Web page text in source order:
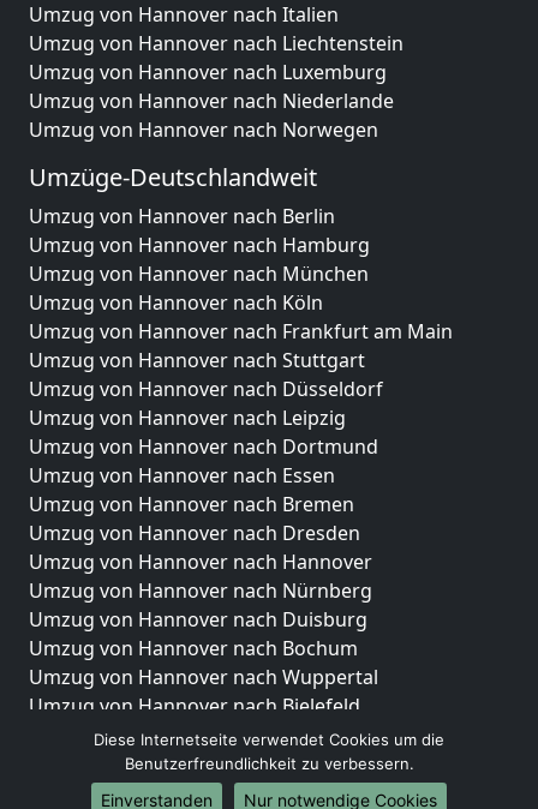
Umzug von Hannover nach Italien
Umzug von Hannover nach Liechtenstein
Umzug von Hannover nach Luxemburg
Umzug von Hannover nach Niederlande
Umzug von Hannover nach Norwegen
Umzüge-Deutschlandweit
Umzug von Hannover nach Berlin
Umzug von Hannover nach Hamburg
Umzug von Hannover nach München
Umzug von Hannover nach Köln
Umzug von Hannover nach Frankfurt am Main
Umzug von Hannover nach Stuttgart
Umzug von Hannover nach Düsseldorf
Umzug von Hannover nach Leipzig
Umzug von Hannover nach Dortmund
Umzug von Hannover nach Essen
Umzug von Hannover nach Bremen
Umzug von Hannover nach Dresden
Umzug von Hannover nach Hannover
Umzug von Hannover nach Nürnberg
Umzug von Hannover nach Duisburg
Umzug von Hannover nach Bochum
Umzug von Hannover nach Wuppertal
Umzug von Hannover nach Bielefeld
Umzug von Hannover nach Bonn
Umzug von Hannover nach Münster
Diese Internetseite verwendet Cookies um die
Benutzerfreundlichkeit zu verbessern.
Einverstanden
Nur notwendige Cookies